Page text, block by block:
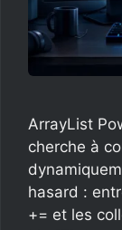
ArrayList
cherche à
hasard :
+= et les